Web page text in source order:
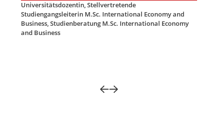
Universitätsdozentin,Stellvertretende
Studiengangsleiterin M.Sc. International Economy and
Business,Studienberatung M.Sc. International Economy
and Business